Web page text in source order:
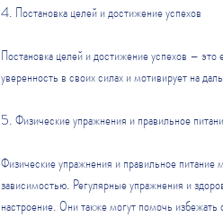
4. Постановка целей и достижение успехов
Постановка целей и достижение успехов –
уверенность в своих силах и мотивирует на
5. Физические упражнения и правильное
Физические упражнения и правильное питание
зависимостью. Регулярные упражнения и
настроение. Они также могут помочь